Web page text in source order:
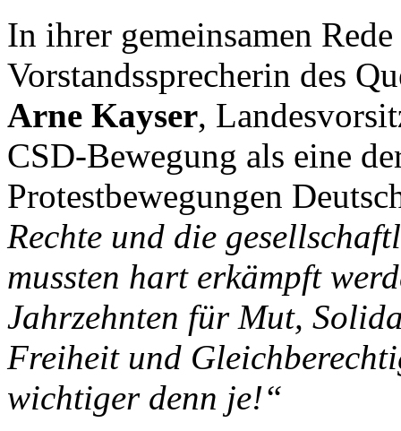
In ihrer gemeinsamen
Vorstandssprecherin des
Arne Kayser,
CSD-Bewegung als eine
Protestbewegungen
Rechte und die
mussten hart erkämpft
Jahrzehnten für Mut,
Freiheit und
wichtiger denn je!“